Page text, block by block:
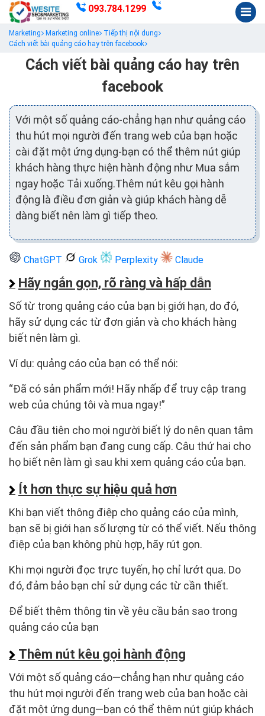
093.784.1299
Marketing Marketing online
Tiếp thị nội dung
Cách viết bài quảng cáo hay trên facebook
Cách viết bài quảng cáo hay trên
facebook
Với một số quảng cáo-chẳng hạn như quảng cáo
thu hút mọi người đến trang web của bạn hoặc
cài đặt một ứng dụng-bạn có thể thêm nút giúp
khách hàng thực hiện hành động như Mua sắm
ngay hoặc Tải xuống.Thêm nút kêu gọi hành
động là điều đơn giản và giúp khách hàng dễ
dàng biết nên làm gì tiếp theo.
ChatGPT Grok Perplexity Claude
Hãy ngắn gọn, rõ ràng và hấp dẫn
Số từ trong quảng cáo của bạn bị giới hạn, do đó,
hãy sử dụng các từ đơn giản và cho khách hàng
biết nên làm gì.
Ví dụ: quảng cáo của bạn có thể nói:
“Đã có sản phẩm mới! Hãy nhấp để truy cập trang
web của chúng tôi và mua ngay!”
Câu đầu tiên cho mọi người biết lý do nên quan tâm
đến sản phẩm bạn đang cung cấp. Câu thứ hai cho
họ biết nên làm gì sau khi xem quảng cáo của bạn.
Ít hơn thực sự hiệu quả hơn
Khi bạn viết thông điệp cho quảng cáo của mình,
bạn sẽ bị giới hạn số lượng từ có thể viết. Nếu thông
điệp của bạn không phù hợp, hãy rút gọn.
Khi mọi người đọc trực tuyến, họ chỉ lướt qua. Do
đó, đảm bảo bạn chỉ sử dụng các từ cần thiết.
Để biết thêm thông tin về yêu cầu bản sao trong
quảng cáo của bạn
Thêm nút kêu gọi hành động
Với một số quảng cáo—chẳng hạn như quảng cáo
thu hút mọi người đến trang web của bạn hoặc cài
đặt một ứng dụng—bạn có thể thêm nút giúp khách